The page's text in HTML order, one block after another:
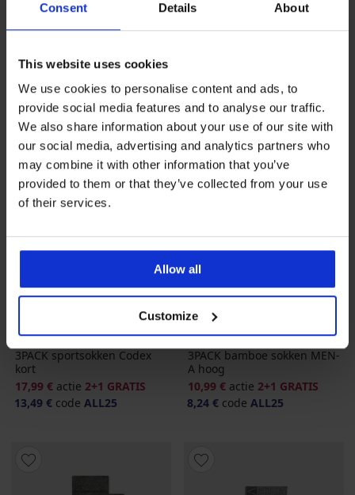
Consent Details About
This website uses cookies
We use cookies to personalise content and ads, to
provide social media features and to analyse our traffic.
We also share information about your use of our site with
our social media, advertising and analytics partners who
may combine it with other information that you’ve
provided to them or that they’ve collected from your use
of their services.
Allow all
Customize
13,49 €codeALL25
-25 % ALL25
4,9
3PACK sportsokken Codex
kort
17,99 € actie 2+1 GRATIS
13,49 € code ALL25
-25 % ALL25
4,9
3PACK bamboe sokken MEN-
A hoog
10,99 € actie 2+1 GRATIS
8,24 € code ALL25